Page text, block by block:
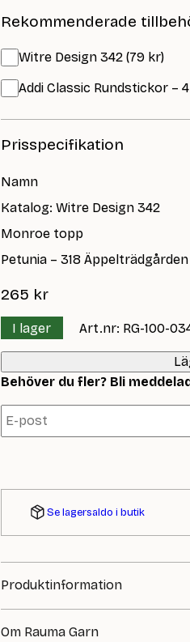
Rekommenderade
Witre Design 342 (79 kr)
Addi Classic Rundstickor –
Prisspecifikation
Namn
Katalog: Witre Design 342
Monroe topp
Petunia – 318 Äppelträdgården
265 kr
I lager Art.nr: RG-100-
Behöver du fler? Bli
Se lagersaldo i butik
Produktinformation
Petunia
Om Rauma Garn